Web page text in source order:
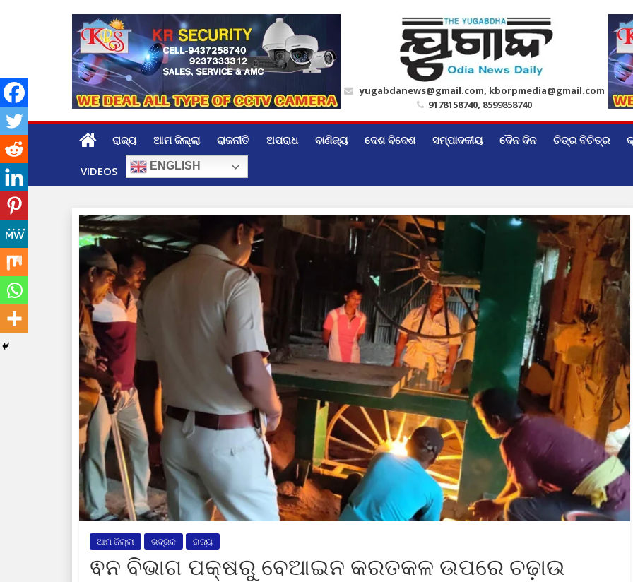
yugabdanews@gmail.com, kborpmedia@gmail.com
9178158740, 8599858740
ରାଜ୍ୟ ଆମ ଜିଲ୍ଲା ରାଜନୀତି ଅପରାଧ ବାଣିଜ୍ୟ ଦେଶ ବିଦେଶ ସମ୍ପାଦକୀୟ ଦୈନ ଦିନ ଚିତ୍ର ବିଚିତ୍ର
VIDEOS ENGLISH
ଆମ ଜିଲ୍ଲା ଭଦ୍ରକ ରାଜ୍ୟ
ଵନ ବିଭାଗ ପକ୍ଷରୁ ବେଆଇନ କରତକଳ ଉପରେ ଚଢ଼ାଉ